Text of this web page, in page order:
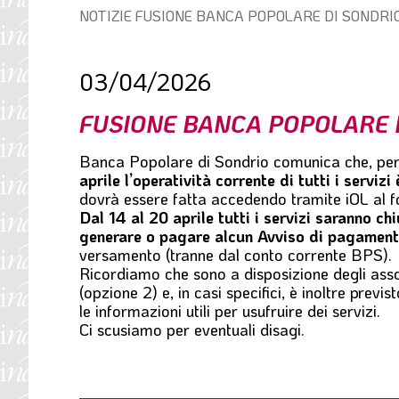
e
Percorso
NOTIZIEFUSIONE BANCA POPOLARE DI
03/04/2026
FUSIONE BANCA
Banca Popolare di Sondrio comunica che,
aprile l’operatività corrente di tutti i servizi
dovrà essere fatta accedendo tramite iOL al
Dal 14 al 20 aprile tutti i servizi saranno
generare o pagare alcun Avviso di
versamento (tranne dal conto corrente BPS).
Ricordiamo che sono a disposizione degli
(opzione 2) e, in casi specifici, è inoltre
le informazioni utili per usufruire dei servizi.
Ci scusiamo per eventuali disagi.